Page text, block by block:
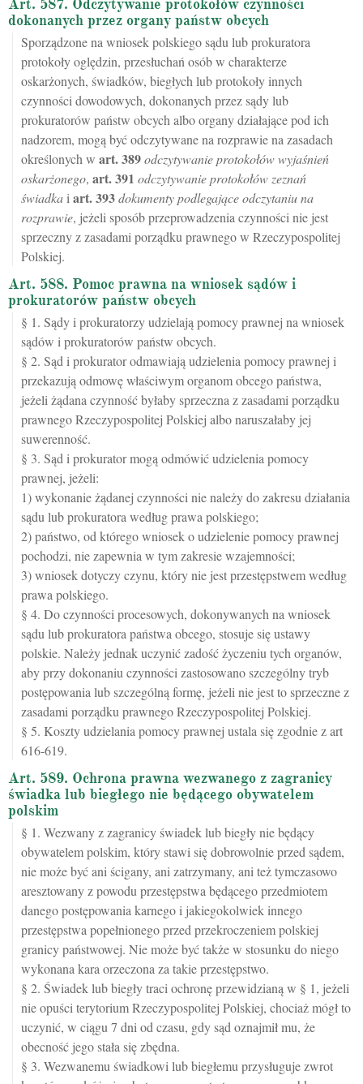
Art. 587. Odczytywanie protokołów czynności
dokonanych przez organy państw obcych
Sporządzone na wniosek polskiego sądu lub prokuratora
protokoły oględzin, przesłuchań osób w charakterze
oskarżonych, świadków, biegłych lub protokoły innych
czynności dowodowych, dokonanych przez sądy lub
prokuratorów państw obcych albo organy działające pod ich
nadzorem, mogą być odczytywane na rozprawie na zasadach
określonych w art.389odczytywanie protokołów wyjaśnień
oskarżonego, art.391 odczytywanie protokołów zeznań
świadka i art.393dokumenty podlegające odczytaniu na
rozprawie, jeżeli sposób przeprowadzenia czynności nie jest
sprzeczny z zasadami porządku prawnego w Rzeczypospolitej
Polskiej.
Art. 588. Pomoc prawna na wniosek sądów i
prokuratorów państw obcych
§ 1. Sądy i prokuratorzy udzielają pomocy prawnej na wniosek
sądów i prokuratorów państw obcych.
§ 2. Sąd i prokurator odmawiają udzielenia pomocy prawnej i
przekazują odmowę właściwym organom obcego państwa,
jeżeli żądana czynność byłaby sprzeczna z zasadami porządku
prawnego Rzeczypospolitej Polskiej albo naruszałaby jej
suwerenność.
§ 3. Sąd i prokurator mogą odmówić udzielenia pomocy
prawnej, jeżeli:
1) wykonanie żądanej czynności nie należy do zakresu działania
sądu lub prokuratora według prawa polskiego;
2) państwo, od którego wniosek o udzielenie pomocy prawnej
pochodzi, nie zapewnia w tym zakresie wzajemności;
3) wniosek dotyczy czynu, który nie jest przestępstwem według
prawa polskiego.
§ 4. Do czynności procesowych, dokonywanych na wniosek
sądu lub prokuratora państwa obcego, stosuje się ustawy
polskie. Należy jednak uczynić zadość życzeniu tych organów,
aby przy dokonaniu czynności zastosowano szczególny tryb
postępowania lub szczególną formę, jeżeli nie jest to sprzeczne z
zasadami porządku prawnego Rzeczypospolitej Polskiej.
§ 5. Koszty udzielania pomocy prawnej ustala się zgodnie z art
616-619.
Art. 589. Ochrona prawna wezwanego z zagranicy
świadka lub biegłego nie będącego obywatelem
polskim
§ 1. Wezwany z zagranicy świadek lub biegły nie będący
obywatelem polskim, który stawi się dobrowolnie przed sądem,
nie może być ani ścigany, ani zatrzymany, ani też tymczasowo
aresztowany z powodu przestępstwa będącego przedmiotem
danego postępowania karnego i jakiegokolwiek innego
przestępstwa popełnionego przed przekroczeniem polskiej
granicy państwowej. Nie może być także w stosunku do niego
wykonana kara orzeczona za takie przestępstwo.
§ 2. Świadek lub biegły traci ochronę przewidzianą w § 1, jeżeli
nie opuści terytorium Rzeczypospolitej Polskiej, chociaż mógł to
uczynić, w ciągu 7 dni od czasu, gdy sąd oznajmił mu, że
obecność jego stała się zbędna.
§ 3. Wezwanemu świadkowi lub biegłemu przysługuje zwrot